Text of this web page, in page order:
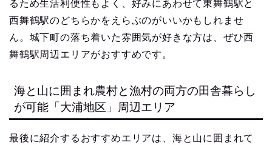
るため生活利便性もよく、好みにあわせて東舞鶴駅と
西舞鶴駅のどちらかをえらぶのがいいかもしれませ
ん。城下町の落ち着いた雰囲気が好きな方は、ぜひ西
舞鶴駅周辺エリアがおすすめです。
海と山に囲まれ農村と漁村の両方の田舎暮らし
が可能「大浦地区」周辺エリア
最後に紹介するおすすめエリアは、海と山に囲まれて